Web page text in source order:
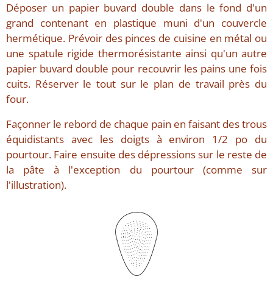
Déposer un papier buvard double dans le fond d'un
grand contenant en plastique muni d'un couvercle
hermétique. Prévoir des pinces de cuisine en métal ou
une spatule rigide thermorésistante ainsi qu'un autre
papier buvard double pour recouvrir les pains une fois
cuits. Réserver le tout sur le plan de travail près du
four.
Façonner le rebord de chaque pain en faisant des trous
équidistants avec les doigts à environ 1/2 po du
pourtour. Faire ensuite des dépressions sur le reste de
la pâte à l'exception du pourtour (comme sur
l'illustration).